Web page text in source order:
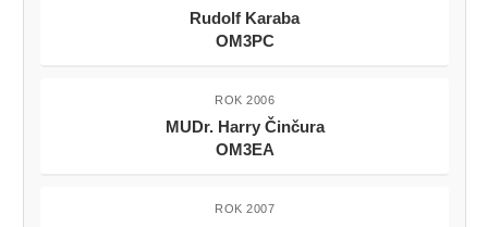
Rudolf Karaba
OM3PC
ROK 2006
MUDr. Harry Činčura
OM3EA
ROK 2007